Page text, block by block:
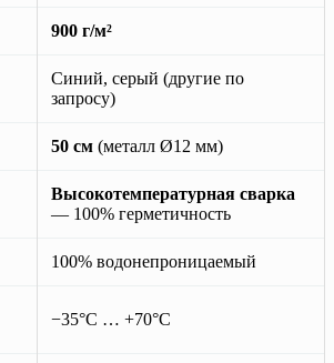
900 г/м²
Синий, серый (другие по
запросу)
50 см (металл Ø12 мм)
Высокотемпературная сварка
— 100% герметичность
100% водонепроницаемый
−35°C … +70°C